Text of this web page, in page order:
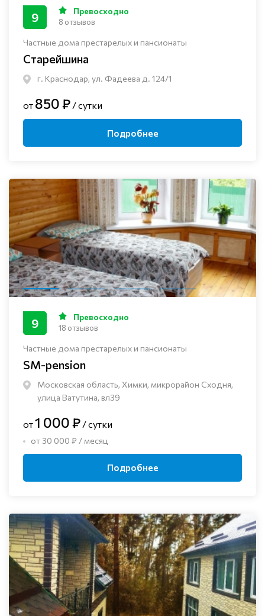
Частные дома престарелых и пансионаты
Старейшина
г. Краснодар, ул. Фадеева д. 124/1
9 Превосходно
8 отзывов
от 850 ₽ / сутки
Подробнее
Частные дома престарелых и пансионаты
SM-pension
Московская область, Химки, микрорайон Сходня,
улица Ватутина, вл39
9 Превосходно
18 отзывов
от1 000 ₽ / сутки
от 30 000 ₽ / месяц
Подробнее